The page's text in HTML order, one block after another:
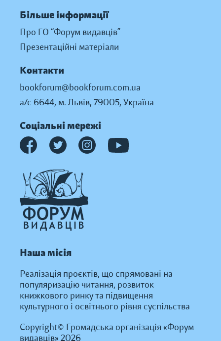
Більше інформації
Про ГО “Форум видавців”
Презентаційні матеріали
Контакти
bookforum@bookforum.com.ua
а/с 6644, м. Львів, 79005, Україна
Соціальні мережі
Наша місія
Реалізація проєктів, що спрямовані на
популяризацію читання, розвиток
книжкового ринку та підвищення
культурного і освітнього рівня суспільства
Copyright© Громадська організація «Форум
видавців» 2026